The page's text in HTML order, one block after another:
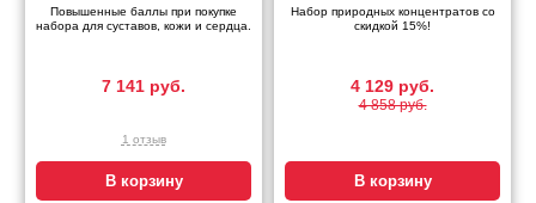
Повышенные баллы при покупке
набора для суставов, кожи и сердца.
7 141 руб.
1 отзыв
В корзину
Набор природных концентратов со
скидкой 15%!
4 129 руб.
4 858 руб.
В корзину